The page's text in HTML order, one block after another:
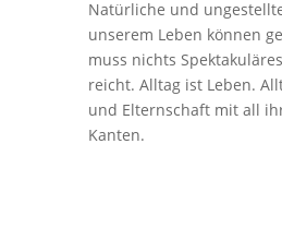
Natürliche und
unserem Leben können
muss nichts
reicht. Alltag ist Leben.
und Elternschaft mit all
Kanten.